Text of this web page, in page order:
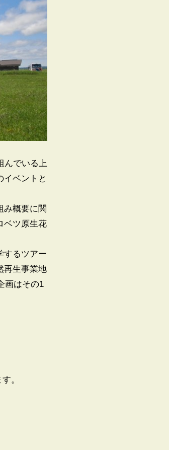
んでいる上
イベントと
み概要に関
ベツ原生花
するツアー
再生事業地
画はその1
。